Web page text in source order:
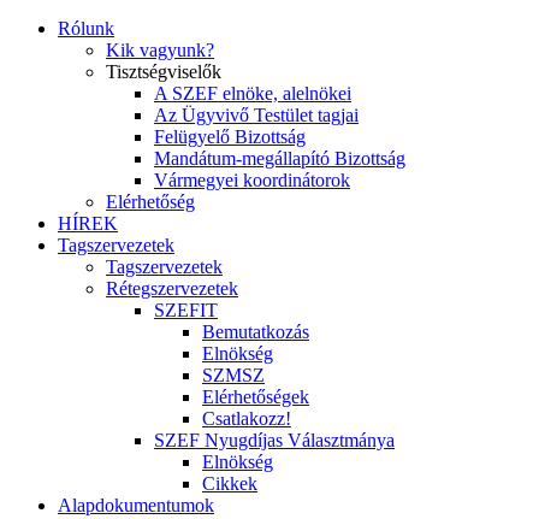
Rólunk
Kik vagyunk?
Tisztségviselők
A SZEF elnöke, alelnökei
Az Ügyvivő Testület tagjai
Felügyelő Bizottság
Mandátum-megállapító Bizottság
Vármegyei koordinátorok
Elérhetőség
HÍREK
Tagszervezetek
Tagszervezetek
Rétegszervezetek
SZEFIT
Bemutatkozás
Elnökség
SZMSZ
Elérhetőségek
Csatlakozz!
SZEF Nyugdíjas Választmánya
Elnökség
Cikkek
Alapdokumentumok